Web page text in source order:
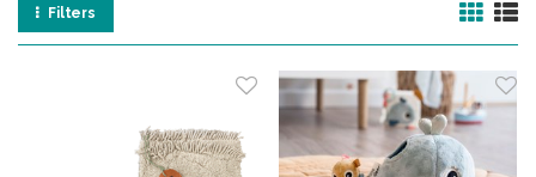
Filters